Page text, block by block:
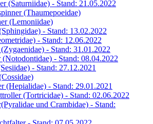
(Saturniidae) - Stand: 21.05.2022
(Thaumepoeidae)
(Lemoniidae)
- Stand: 13.02.2022
- Stand: 12.06.2022
- Stand: 31.01.2022
(Notodontidae) - Stand: 08.04.2022
- Stand: 27.12.2021
(Hepialidae) - Stand: 29.01.2021
(Tortricidae) - Stand: 02.06.2022
und Crambidae) - Stand: